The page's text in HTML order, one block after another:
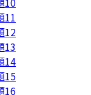
11
12
13
14
15
16